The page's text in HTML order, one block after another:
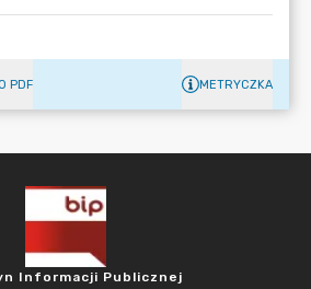
PDF METRYCZKA
Informacji Publicznej